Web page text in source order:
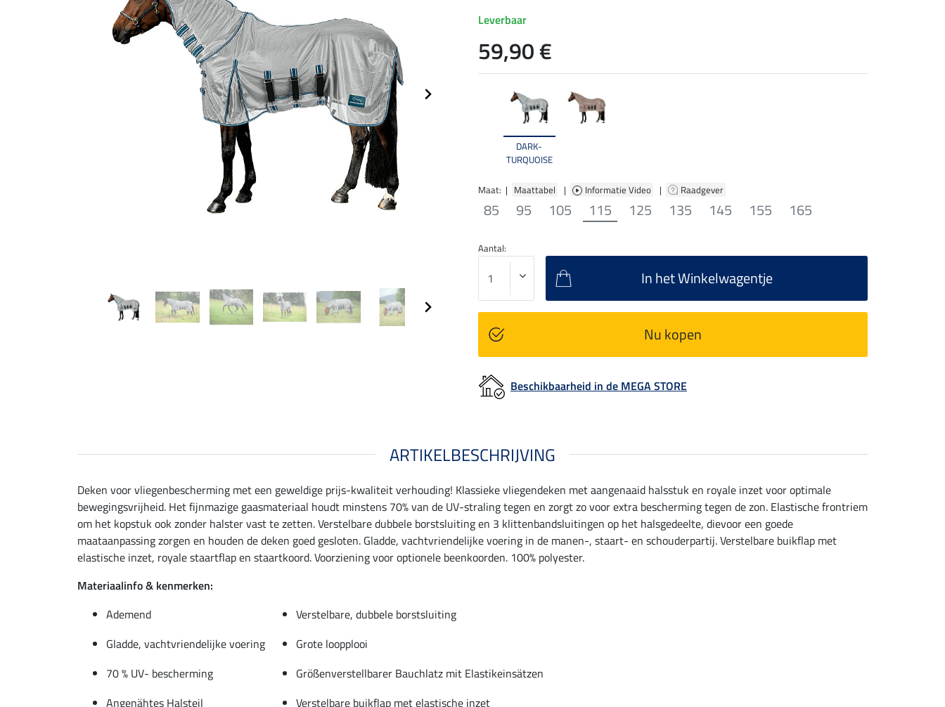
DARK-
TURQUOISE
Maat: | Maattabel | Informatie Video | Raadgever
85 95 105 115 125 135 145 155 165
Leverbaar
59,90 €
Aantal:
In het Winkelwagentje
Nu kopen
Beschikbaarheid in de MEGA STORE
ARTIKELBESCHRIJVING
Deken voor vliegenbescherming met een geweldige prijs-kwaliteit verhouding! Klassieke vliegendeken met aangenaaid halsstuk en royale inzet voor optimale
bewegingsvrijheid. Het fijnmazige gaasmateriaal houdt minstens 70% van de UV-straling tegen en zorgt zo voor extra bescherming tegen de zon. Elastische frontriem
om het kopstuk ook zonder halster vast te zetten. Verstelbare dubbele borstsluiting en 3 klittenbandsluitingen op het halsgedeelte, dievoor een goede
maataanpassing zorgen en houden de deken goed gesloten. Gladde, vachtvriendelijke voering in de manen-, staart- en schouderpartij. Verstelbare buikflap met
elastische inzet, royale staartflap en staartkoord. Voorziening voor optionele beenkoorden. 100% polyester.
Materiaalinfo & kenmerken:
Ademend
Verstelbare, dubbele borstsluiting
Gladde, vachtvriendelijke voering
Grote loopplooi
70 % UV- bescherming
Größenverstellbarer Bauchlatz mit Elastikeinsätzen
Angenähtes Halsteil
Verstelbare buikflap met elastische inzet